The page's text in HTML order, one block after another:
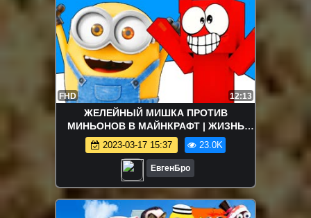
FHD 12:13
ЖЕЛЕЙНЫЙ МИШКА ПРОТИВ
МИНЬОНОВ В МАЙНКРАФТ | ЖИЗНЬ
МЕДВЕДЯ MINECRAFT ~ НУБ УЧЕНЫЙ
ТРОЛЛИНГ ЛОВУШКА
2023-03-17 15:37 23.0K
ЕвгенБро